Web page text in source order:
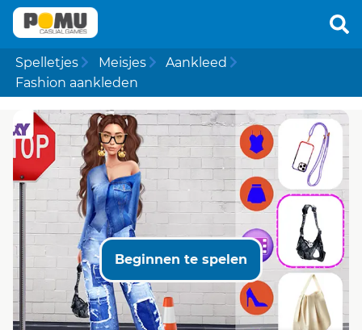
Spelletjes Meisjes
Aankleed
Fashion aankleden
Beginnen te spelen